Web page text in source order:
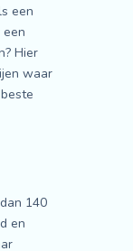
een
Hier
waar
140
en